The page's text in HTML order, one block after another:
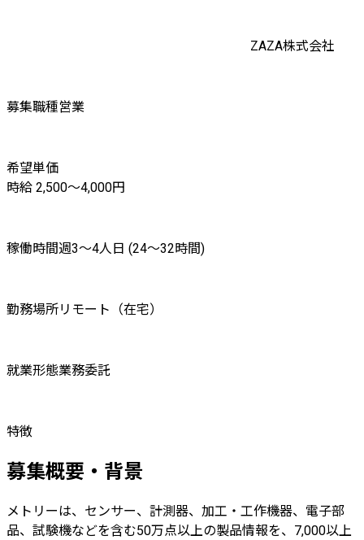
ZAZA株式会社
募集職種営業
希望単価
時給 2,500〜4,000円
稼働時間週3〜4人日 (24〜32時間)
勤務場所リモート（在宅）
就業形態業務委託
特徴
募集概要・背景
メトリーは、センサー、計測器、加工・工作機器、電子部
品、試験機などを含む50万点以上の製品情報を、7,000以上